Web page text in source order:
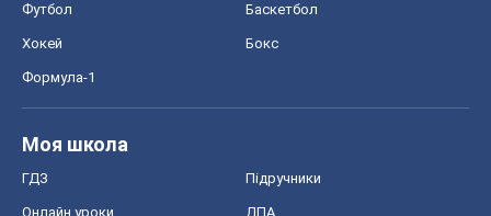
Футбол Баскетбол
Хокей Бокс
Формула-1
Моя школа
ГДЗ Підручники
Онлайн уроки ДПА